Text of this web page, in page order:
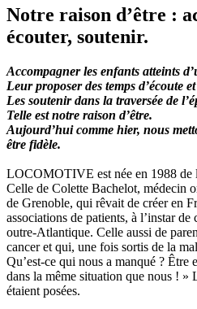
Notre raison d’être :
écouter, soutenir.
Accompagner les enfants atteints
Leur proposer des temps d’écoute
Les soutenir dans la traversée de
Telle est notre raison d’être.
Aujourd’hui comme hier, nous
être fidèle.
LOCOMOTIVE est née en 1988 de
Celle de Colette Bachelot, médecin
de Grenoble, qui rêvait de créer en
associations de patients, à l’instar
outre-Atlantique. Celle aussi de
cancer et qui, une fois sortis de la
Qu’est-ce qui nous a manqué ? Être
dans la même situation que nous ! »
étaient posées.